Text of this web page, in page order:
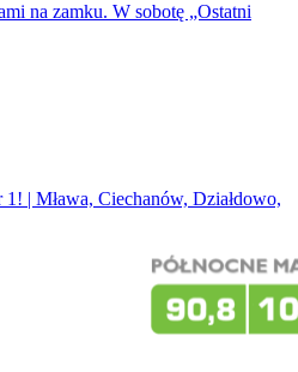
na zamku. W sobotę „Ostatni